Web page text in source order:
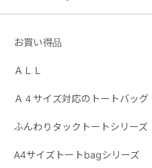
お買い得品
ＡＬＬ
Ａ４サイズ対応のトートバッグ
ふんわりタックトートシリーズ
A4サイズトートbagシリーズ